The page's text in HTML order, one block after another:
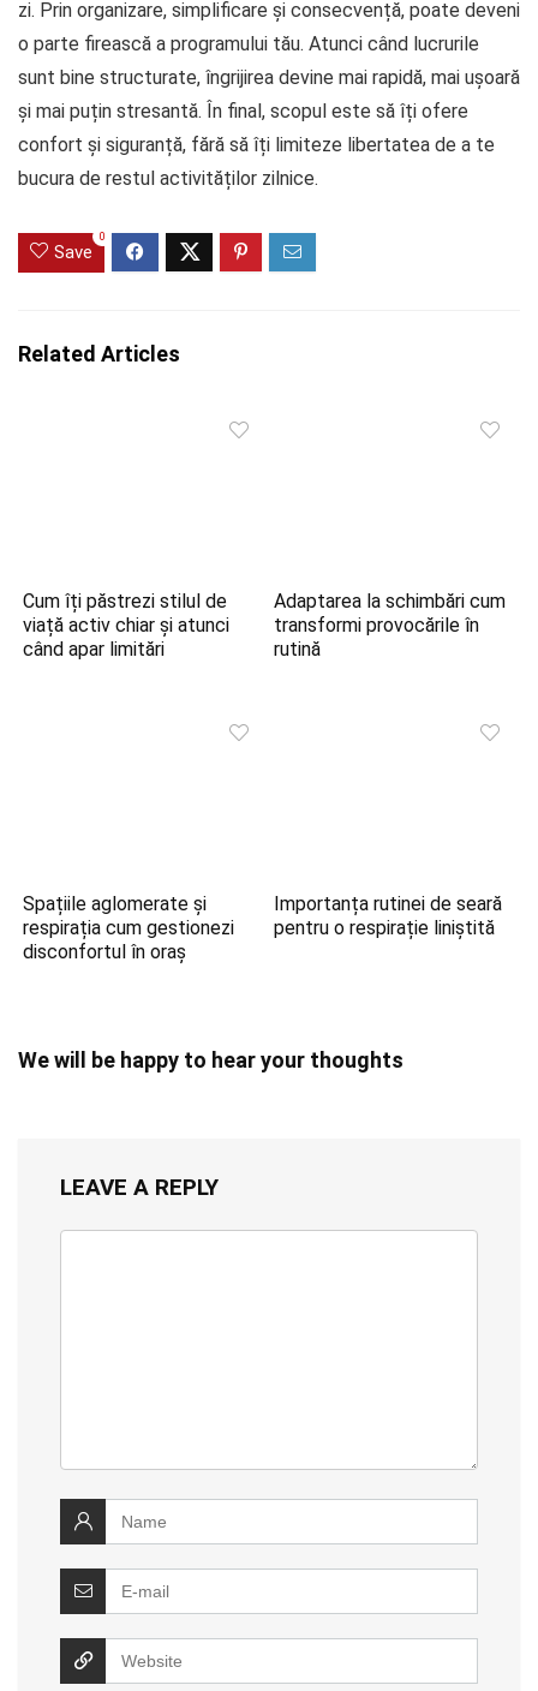
zi. Prin organizare, simplificare și consecvență, poate deveni
o parte firească a programului tău. Atunci când lucrurile
sunt bine structurate, îngrijirea devine mai rapidă, mai ușoară
și mai puțin stresantă. În final, scopul este să îți ofere
confort și siguranță, fără să îți limiteze libertatea de a te
bucura de restul activităților zilnice.
Save
0
Related Articles
Cum îți păstrezi stilul de
viață activ chiar și atunci
când apar limitări
Adaptarea la schimbări cum
transformi provocările în
rutină
Spațiile aglomerate și
respirația cum gestionezi
disconfortul în oraș
Importanța rutinei de seară
pentru o respirație liniștită
We will be happy to hear your thoughts
LEAVE A REPLY